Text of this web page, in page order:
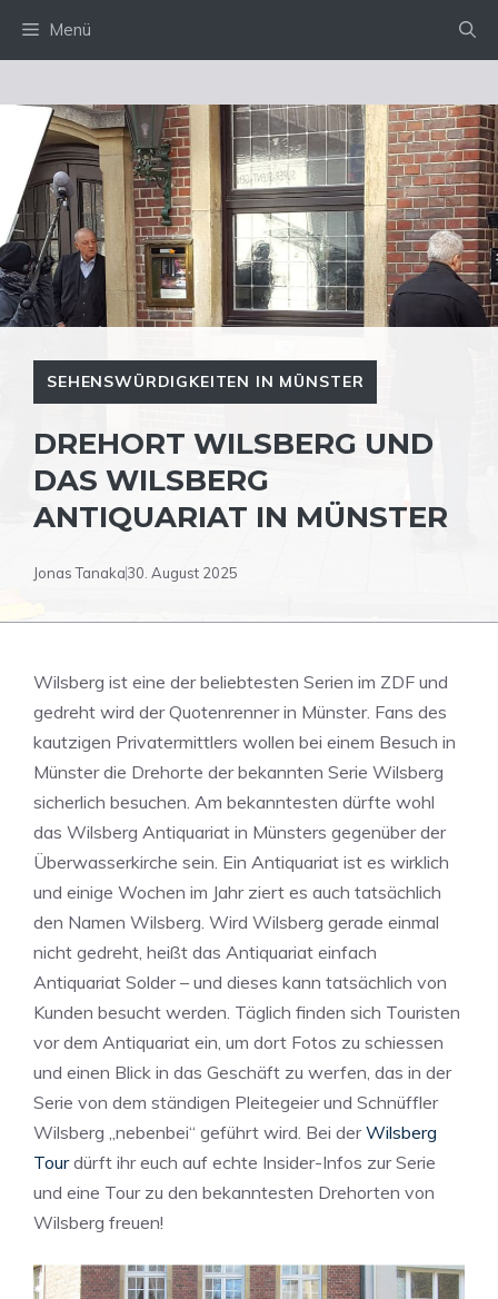
Menü
SEHENSWÜRDIGKEITEN IN MÜNSTER
DREHORT WILSBERG UND
DAS WILSBERG
ANTIQUARIAT IN MÜNSTER
Jonas Tanaka30. August 2025
Wilsberg ist eine der beliebtesten Serien im ZDF und
gedreht wird der Quotenrenner in Münster. Fans des
kautzigen Privatermittlers wollen bei einem Besuch in
Münster die Drehorte der bekannten Serie Wilsberg
sicherlich besuchen. Am bekanntesten dürfte wohl
das Wilsberg Antiquariat in Münsters gegenüber der
Überwasserkirche sein. Ein Antiquariat ist es wirklich
und einige Wochen im Jahr ziert es auch tatsächlich
den Namen Wilsberg. Wird Wilsberg gerade einmal
nicht gedreht, heißt das Antiquariat einfach
Antiquariat Solder – und dieses kann tatsächlich von
Kunden besucht werden. Täglich finden sich Touristen
vor dem Antiquariat ein, um dort Fotos zu schiessen
und einen Blick in das Geschäft zu werfen, das in der
Serie von dem ständigen Pleitegeier und Schnüffler
Wilsberg „nebenbei“ geführt wird. Bei derWilsberg
Tourdürft ihr euch auf echte Insider-Infos zur Serie
und eine Tour zu den bekanntesten Drehorten von
Wilsberg freuen!